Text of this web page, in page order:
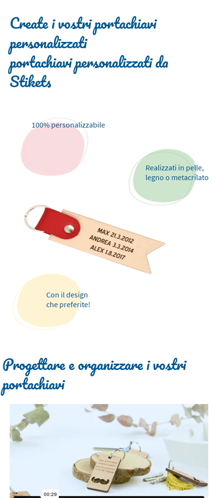
Create i vostri portachiavi
personalizzati
portachiavi personalizzati da
Stikets
Realizzati in pelle,
legno o metacrilato
100% personalizzabile
Con il design
che preferite!
Progettare e organizzare i vostri
portachiavi